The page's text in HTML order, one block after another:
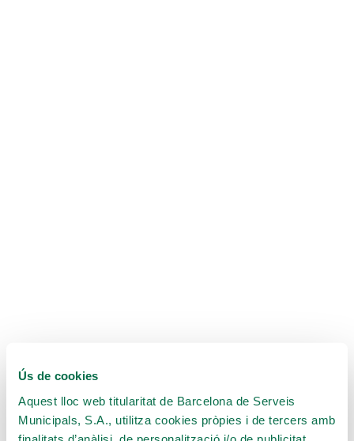
Ús de cookies
Aquest lloc web titularitat de Barcelona de Serveis
Municipals, S.A., utilitza cookies pròpies i de tercers amb